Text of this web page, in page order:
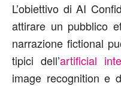
L’obiettivo di AI
attirare un pubblico
narrazione fictional
tipici dell’artificial
image recognition e